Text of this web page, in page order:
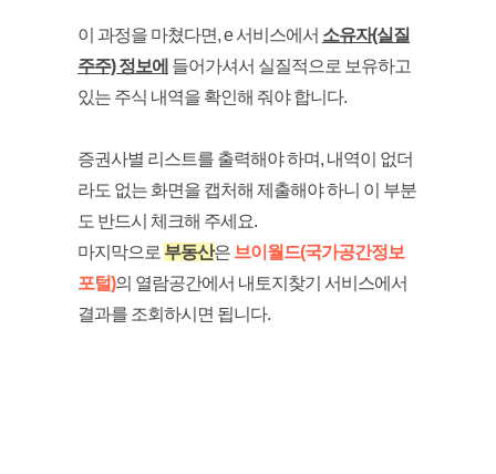
이 과정을 마쳤다면, e 서비스에서 소유자(실질
주주) 정보에 들어가셔서 실질적으로 보유하고
있는 주식 내역을 확인해 줘야 합니다.
증권사별 리스트를 출력해야 하며, 내역이 없더
라도 없는 화면을 캡처해 제출해야 하니 이 부분
도 반드시 체크해 주세요.
마지막으로 부동산은 브이월드(국가공간정보
포털)의 열람공간에서 내토지찾기 서비스에서
결과를 조회하시면 됩니다.